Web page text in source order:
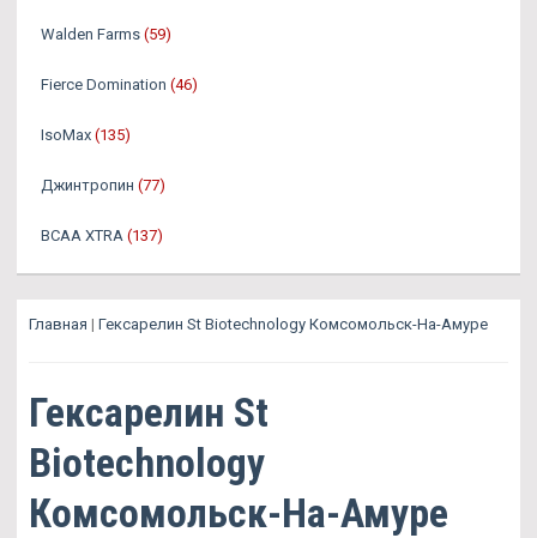
Walden Farms (59)
Fierce Domination (46)
IsoMax (135)
Джинтропин (77)
BCAA XTRA (137)
Главная | Гексарелин St Biotechnology Комсомольск-На-Амуре
Гексарелин St
Biotechnology
Комсомольск-На-Амуре